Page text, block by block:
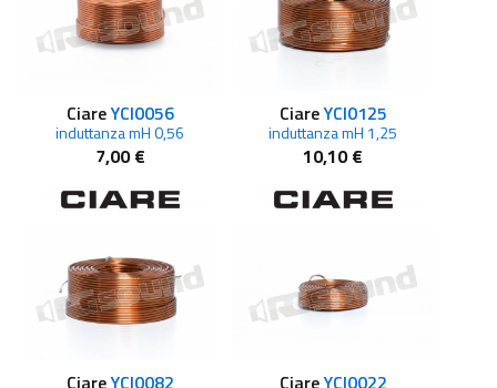
CiareYCI0056
induttanza mH 0,56
7,00 €
CiareYCI0125
induttanza mH 1,25
10,10 €
CiareYCI0082 CiareYCI0022